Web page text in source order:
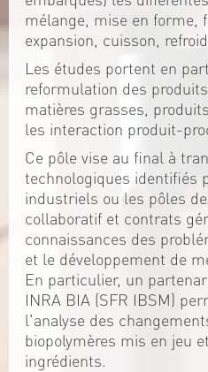
mélange, mise en forme,
expansion, cuisson,
Les études portent en
reformulation des
matières grasses,
les interaction produit-
Ce pôle vise au final à
technologiques identifiés
industriels ou les pôles
collaboratif et contrats
connaissances des
et le développement de
En particulier, un
INRA BIA (SFR IBSM)
l'analyse des
biopolymères mis en jeu
ingrédients.